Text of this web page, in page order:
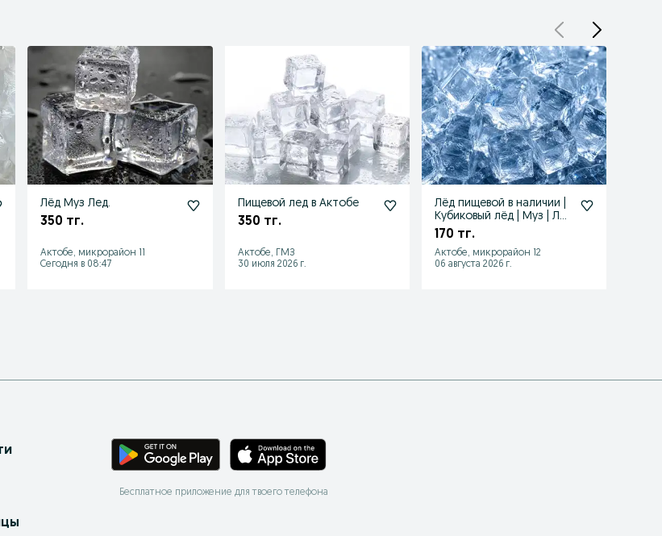
Лёд Муз Лед.
350 тг.
Актобе, микрорайон 11
Сегодня в 08:47
Пищевой лед в Актобе
350 тг.
Актобе, ГМЗ
30 июля 2026 г.
Лёд пищевой в наличии |
Кубиковый лёд | Муз | Лёд
в стакане
170 тг.
Актобе, микрорайон 12
06 августа 2026 г.
Бесплатное приложение для твоего телефона